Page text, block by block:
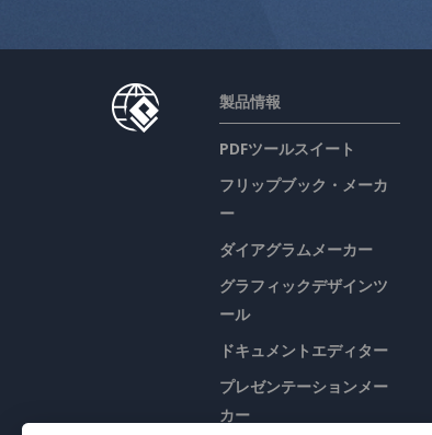
製品情報
PDFツールスイート
フリップブック・メーカ
ー
ダイアグラムメーカー
グラフィックデザインツ
ール
ドキュメントエディター
プレゼンテーションメー
カー